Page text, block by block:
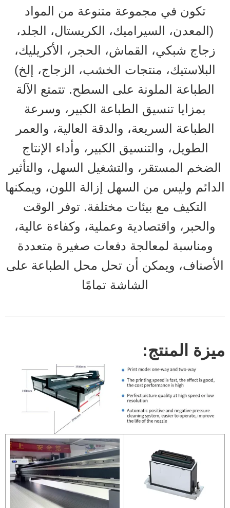
تكون في مجموعة متنوعة من المواد
(المعدن، السيراميك، الكريستال، الجلد،
زجاج شبكي، القماش، الحجر، الأكريليك،
البلاستيك، منتجات الخشب، الزجاج، إلخ)
الطباعة الملونة على السطح. تتمتع الآلة
بمزايا تنسيق الطباعة الكبير، وسرعة
الطباعة السريعة، والدقة العالية، والعمر
الطويل، والتنسيق الكبير، وأداء الإنتاج
الضخم المستقر، والتشغيل السهل، والتأثير
الدائم وليس من السهل إزالة اللون، ويمكنها
التكيف مع بيئات مختلفة. توفر الوقت
والحبر، واقتصادية وعملية، وكفاءة عالية،
ومناسبة لمعالجة دفعات صغيرة متعددة
الأصناف، ويمكن أن تحل محل الطباعة على
الشاشة تمامًا
ميزة المنتج: